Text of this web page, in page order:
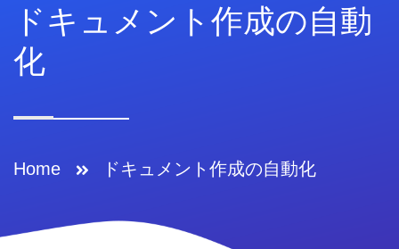
ドキュメント作成の自動
化
Home ドキュメント作成の自動化